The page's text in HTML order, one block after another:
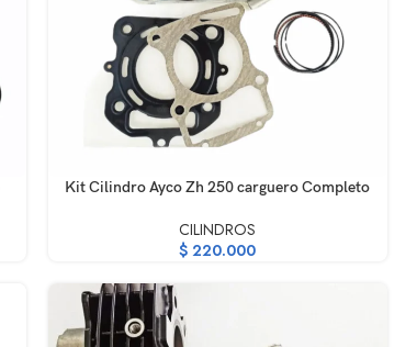
AÑADIR AL CARRITO
Kit Cilindro Ayco Zh 250 carguero Completo
CILINDROS
$ 220.000